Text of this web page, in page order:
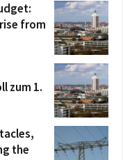
from
zum 1.
the